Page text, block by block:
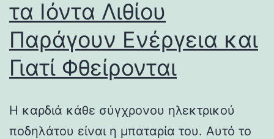
τα Ιόντα Λιθίου
Παράγουν Ενέργεια και
Γιατί Φθείρονται
Η καρδιά κάθε σύγχρονου ηλεκτρικού
ποδηλάτου είναι η μπαταρία του. Αυτό το